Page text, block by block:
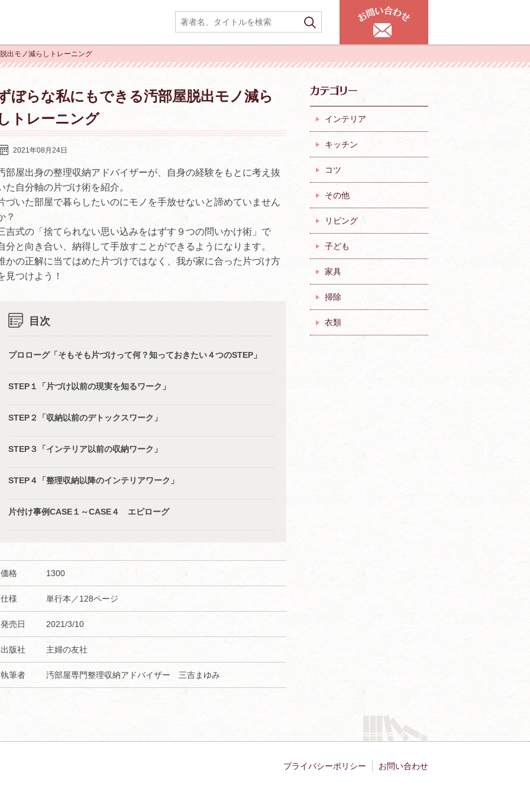
出モノ減らしトレーニング
ぼらな私にもできる汚部屋脱出モノ減ら
トレーニング
2021年08月24日
部屋出身の整理収納アドバイザーが、自身の経験をもとに考え抜
た自分軸の片づけ術を紹介。
づいた部屋で暮らしたいのにモノを手放せないと諦めていません
？
吉式の「捨てられない思い込みをはずす９つの問いかけ術」で
分と向き合い、納得して手放すことができるようになります。
かの正解に当てはめた片づけではなく、我が家に合った片づけ方
見つけよう！
目次
プロローグ「そもそも片づけって何？知っておきたい４つのSTEP」
STEP１「片づけ以前の現実を知るワーク」
STEP２「収納以前のデトックスワーク」
STEP３「インテリア以前の収納ワーク」
STEP４「整理収納以降のインテリアワーク」
片付け事例CASE１～CASE４ エピローグ
価格 1300
仕様 単行本／128ページ
発売日 2021/3/10
出版社 主婦の友社
執筆者 汚部屋専門整理収納アドバイザー 三吉まゆみ
インテリア
キッチン
コツ
その他
リビング
子ども
家具
掃除
衣類
プライバシーポリシー お問い合わせ